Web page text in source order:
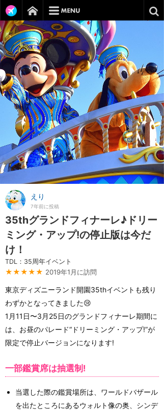
えり
7年前に投稿
35thグランドフィナーレ♪ドリー
ミング・アップ!の停止版は今だ
け！
TDL：35周年イベント
★★★★★ 2019年1月に訪問
東京ディズニーランド開園35thイベントも残り
わずかとなってきました😢
1月11日〜3月25日のグランドフィナーレ期間に
は、お昼のパレード“ドリーミング・アップ!”が
限定で停止バージョンになります!
一部鑑賞席は抽選制!
当選した際の鑑賞場所は、ワールドバザール
を出たところにあるウォルト像の奥、シンデ